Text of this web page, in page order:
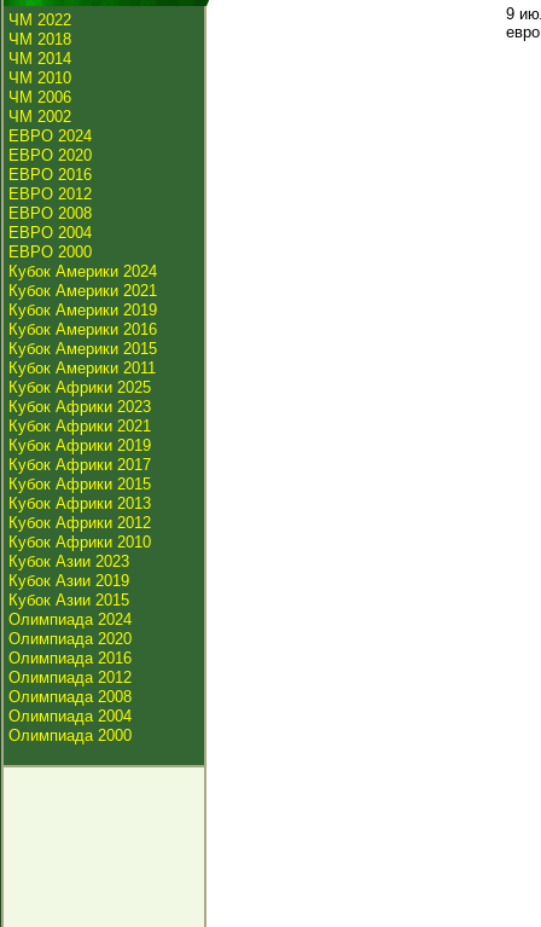
ЧМ 2022
ЧМ 2018
ЧМ 2014
ЧМ 2010
ЧМ 2006
ЧМ 2002
ЕВРО 2024
ЕВРО 2020
ЕВРО 2016
ЕВРО 2012
ЕВРО 2008
ЕВРО 2004
ЕВРО 2000
Кубок Америки 2024
Кубок Америки 2021
Кубок Америки 2019
Кубок Америки 2016
Кубок Америки 2015
Кубок Америки 2011
Кубок Африки 2025
Кубок Африки 2023
Кубок Африки 2021
Кубок Африки 2019
Кубок Африки 2017
Кубок Африки 2015
Кубок Африки 2013
Кубок Африки 2012
Кубок Африки 2010
Кубок Азии 2023
Кубок Азии 2019
Кубок Азии 2015
Олимпиада 2024
Олимпиада 2020
Олимпиада 2016
Олимпиада 2012
Олимпиада 2008
Олимпиада 2004
Олимпиада 2000
9